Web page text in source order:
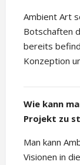
Ambient Art
Botschaften
bereits
Konzeption
Wie kann
Projekt zu
Man kann
Visionen in